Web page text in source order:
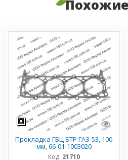
Прокладка ГБЦ БТР ГАЗ-53, 100
мм, 66-01-1003020
Код: 21710